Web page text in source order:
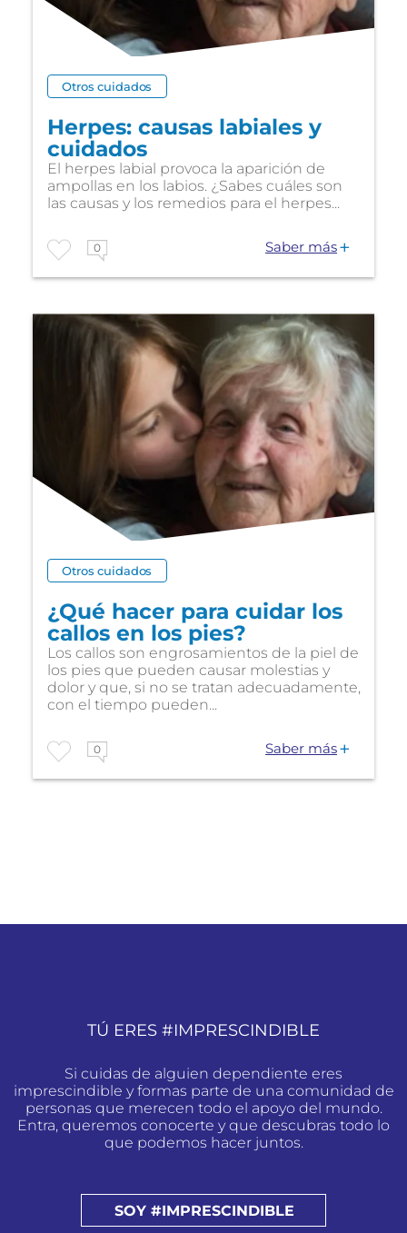
Otros cuidados
Herpes: causas labiales y
cuidados
El herpes labial provoca la aparición de
ampollas en los labios. ¿Sabes cuáles son
las causas y los remedios para el herpes...
0 Saber más
Otros cuidados
¿Qué hacer para cuidar los
callos en los pies?
Los callos son engrosamientos de la piel de
los pies que pueden causar molestias y
dolor y que, si no se tratan adecuadamente,
con el tiempo pueden...
0 Saber más
TÚ ERES #IMPRESCINDIBLE
Si cuidas de alguien dependiente eres
imprescindible y formas parte de una comunidad de
personas que merecen todo el apoyo del mundo.
Entra, queremos conocerte y que descubras todo lo
que podemos hacer juntos.
SOY #IMPRESCINDIBLE